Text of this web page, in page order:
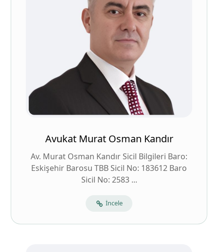
Avukat Murat Osman Kandır
Av. Murat Osman Kandır Sicil Bilgileri Baro:
Eskişehir Barosu TBB Sicil No: 183612 Baro
Sicil No: 2583 ...
İncele